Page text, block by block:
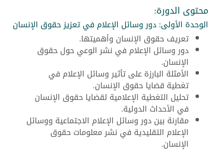
محتوى الدورة:
الوحدة الأولى: دور وسائل الإعلام في تعزيز حقوق الإنسان
تعريف حقوق الإنسان وأهميتها.
دور وسائل الإعلام في نشر الوعي حول حقوق
الإنسان.
الأمثلة البارزة على تأثير وسائل الإعلام في
تغطية قضايا حقوق الإنسان.
تحليل التغطية الإعلامية لقضايا حقوق الإنسان
في الأحداث الدولية.
مقارنة بين دور وسائل الإعلام الاجتماعية ووسائل
الإعلام التقليدية في نشر معلومات حقوق
الإنسان.